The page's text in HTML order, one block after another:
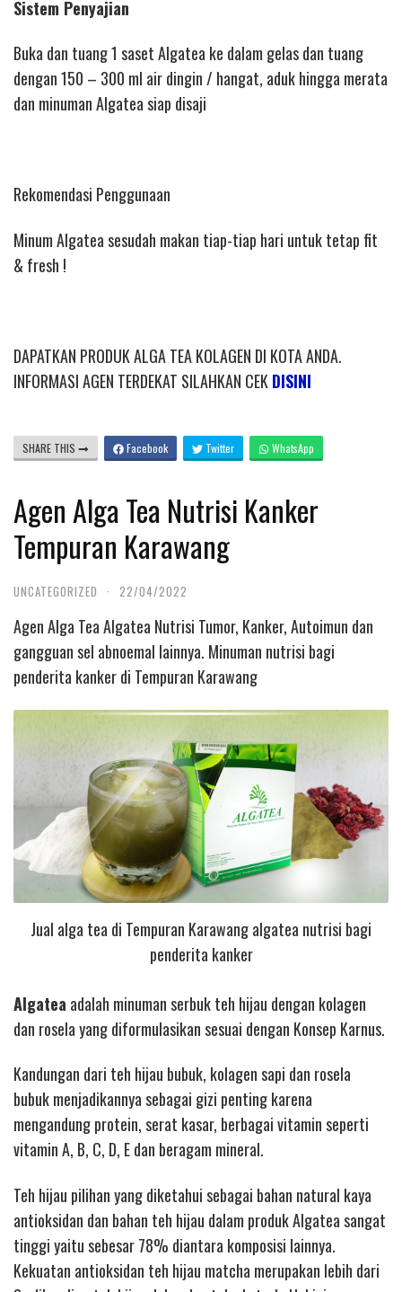
Sistem Penyajian
Buka dan tuang 1 saset Algatea ke dalam gelas dan tuang
dengan 150 – 300 ml air dingin / hangat, aduk hingga merata
dan minuman Algatea siap disaji
Rekomendasi Penggunaan
Minum Algatea sesudah makan tiap-tiap hari untuk tetap fit
& fresh !
DAPATKAN PRODUK ALGA TEA KOLAGEN DI KOTA ANDA.
INFORMASI AGEN TERDEKAT SILAHKAN CEK DISINI
SHARE THIS Facebook Twitter WhatsApp
Agen Alga Tea Nutrisi Kanker
Tempuran Karawang
UNCATEGORIZED · 22/04/2022
Agen Alga Tea Algatea Nutrisi Tumor, Kanker, Autoimun dan
gangguan sel abnoemal lainnya. Minuman nutrisi bagi
penderita kanker di Tempuran Karawang
Jual alga tea di Tempuran Karawang algatea nutrisi bagi
penderita kanker
Algatea adalah minuman serbuk teh hijau dengan kolagen
dan rosela yang diformulasikan sesuai dengan Konsep Karnus.
Kandungan dari teh hijau bubuk, kolagen sapi dan rosela
bubuk menjadikannya sebagai gizi penting karena
mengandung protein, serat kasar, berbagai vitamin seperti
vitamin A, B, C, D, E dan beragam mineral.
Teh hijau pilihan yang diketahui sebagai bahan natural kaya
antioksidan dan bahan teh hijau dalam produk Algatea sangat
tinggi yaitu sebesar 78% diantara komposisi lainnya.
Kekuatan antioksidan teh hijau matcha merupakan lebih dari